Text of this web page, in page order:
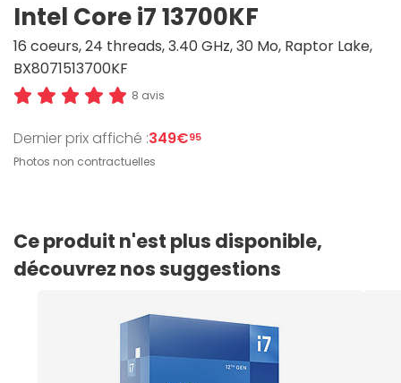
Intel Core i7 13700KF
16 coeurs, 24 threads, 3.40 GHz, 30 Mo, Raptor Lake,
BX8071513700KF
8 avis
Dernier prix affiché :349€95
Photos non contractuelles
Ce produit n'est plus disponible,
découvrez nos suggestions